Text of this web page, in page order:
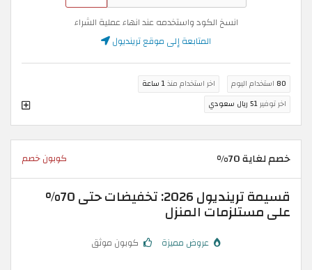
انسخ الكود واستخدمه عند انهاء عملية الشراء
المتابعة إلى موقع ترينديول
80 استخدام اليوم اخر استخدام منذ1 ساعة
اخر توفير51 ريال سعودي
خصم لغاية 70% كوبون خصم
قسيمة ترينديول 2026: تخفيضات حتى 70%
على مستلزمات المنزل
عروض مميزة كوبون موثق